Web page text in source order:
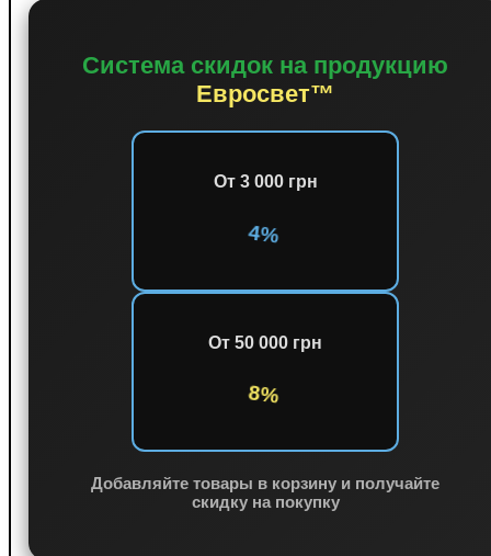
Система скидок на продукцию
Евросвет™
От 3 000 грн
4%
От 50 000 грн
8%
Добавляйте товары в корзину и получайте
скидку на покупку